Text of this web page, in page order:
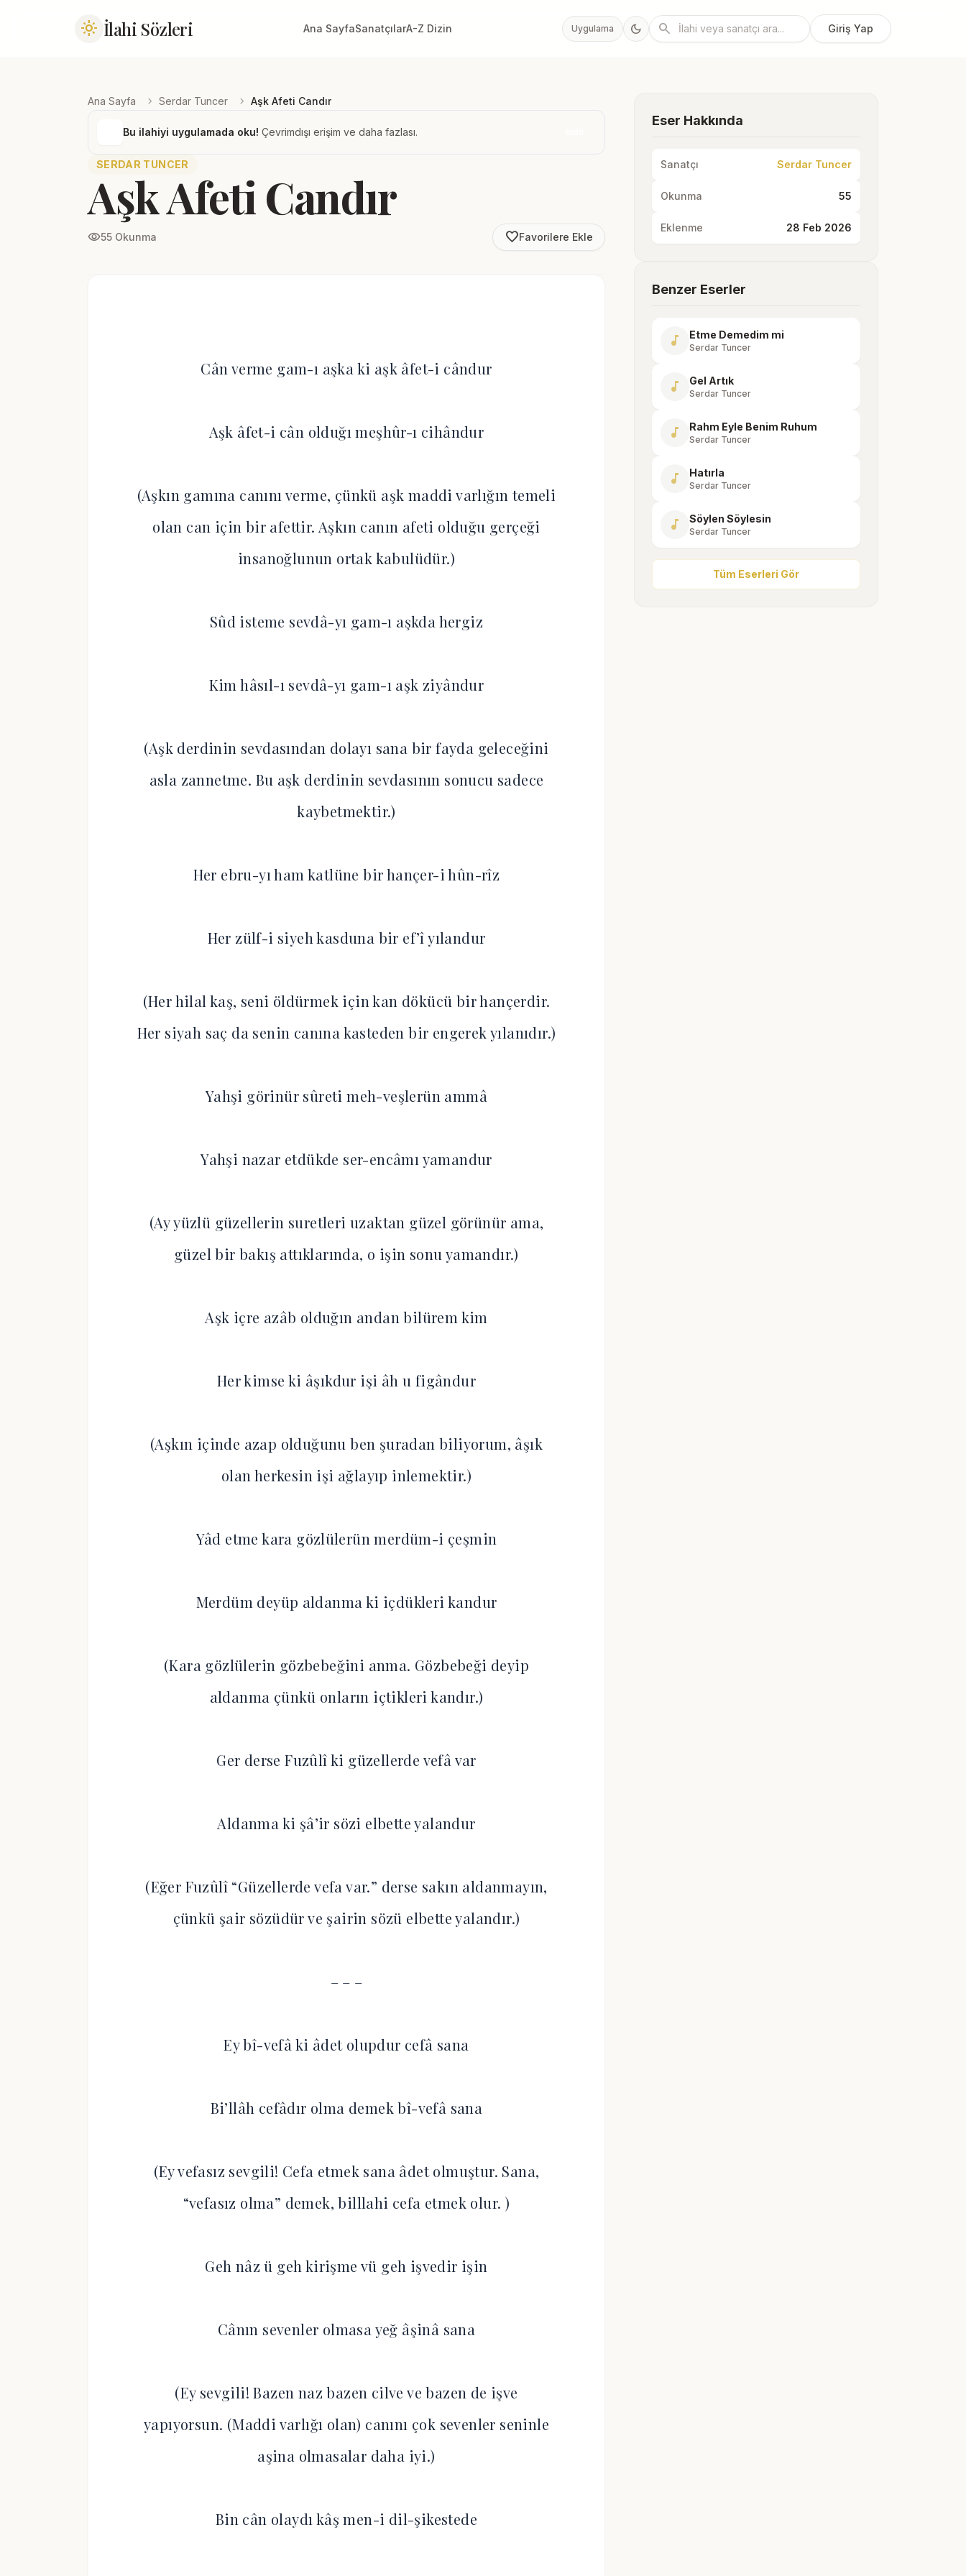
light_mode İlahi Sözleri Ana SayfaSanatçılarA-Z Dizin Uygulama dark_mode search Giriş Yap
Ana Sayfa chevron_right Serdar Tuncer chevron_right Aşk Afeti Candır
Bu ilahiyi uygulamada oku! Çevrimdışı erişim ve daha fazlası.
SERDAR TUNCER
Aşk Afeti Candır
visibility55 Okunma favorite_borderFavorilere Ekle
Cân verme gam-ı aşka ki aşk âfet-i cândur
Aşk âfet-i cân olduğı meşhûr-ı cihândur
(Aşkın gamına canını verme, çünkü aşk maddi varlığın temeli
olan can için bir afettir. Aşkın canın afeti olduğu gerçeği
insanoğlunun ortak kabulüdür.)
Sûd isteme sevdâ-yı gam-ı aşkda hergiz
Kim hâsıl-ı sevdâ-yı gam-ı aşk ziyândur
(Aşk derdinin sevdasından dolayı sana bir fayda geleceğini
asla zannetme. Bu aşk derdinin sevdasının sonucu sadece
kaybetmektir.)
Her ebru-yı ham katlüne bir hançer-i hûn-rîz
Her zülf-i siyeh kasduna bir ef’î yılandur
(Her hilal kaş, seni öldürmek için kan dökücü bir hançerdir.
Her siyah saç da senin canına kasteden bir engerek yılanıdır.)
Yahşi görinür sûreti meh-veşlerün ammâ
Yahşi nazar etdükde ser-encâmı yamandur
(Ay yüzlü güzellerin suretleri uzaktan güzel görünür ama,
güzel bir bakış attıklarında, o işin sonu yamandır.)
Aşk içre azâb olduğın andan bilürem kim
Her kimse ki âşıkdur işi âh u figândur
(Aşkın içinde azap olduğunu ben şuradan biliyorum, âşık
olan herkesin işi ağlayıp inlemektir.)
Yâd etme kara gözlülerün merdüm-i çeşmin
Merdüm deyüp aldanma ki içdükleri kandur
(Kara gözlülerin gözbebeğini anma. Gözbebeği deyip
aldanma çünkü onların içtikleri kandır.)
Ger derse Fuzûlî ki güzellerde vefâ var
Aldanma ki şâ’ir sözi elbette yalandur
(Eğer Fuzûlî “Güzellerde vefa var.” derse sakın aldanmayın,
çünkü şair sözüdür ve şairin sözü elbette yalandır.)
– – –
Ey bî-vefâ ki âdet olupdur cefâ sana
Bi’llâh cefâdır olma demek bî-vefâ sana
(Ey vefasız sevgili! Cefa etmek sana âdet olmuştur. Sana,
“vefasız olma” demek, billlahi cefa etmek olur. )
Geh nâz ü geh kirişme vü geh işvedir işin
Cânın sevenler olmasa yeğ âşinâ sana
(Ey sevgili! Bazen naz bazen cilve ve bazen de işve
yapıyorsun. (Maddi varlığı olan) canını çok sevenler seninle
aşina olmasalar daha iyi.)
Bin cân olaydı kâş men-i dil-şikestede
Eser Hakkında
Sanatçı Serdar Tuncer
Okunma 55
Eklenme 28 Feb 2026
Benzer Eserler
music_note Etme Demedim mi
Serdar Tuncer
music_note Gel Artık
Serdar Tuncer
music_note Rahm Eyle Benim Ruhum
Serdar Tuncer
music_note Hatırla
Serdar Tuncer
music_note Söylen Söylesin
Serdar Tuncer
Tüm Eserleri Gör